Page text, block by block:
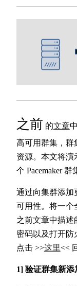
之前 的文章
高可用群集，群
资源。本文将演
个 Pacemaker 群
通过向集群添加
可用性。将一个
之前文章中描述
密码以及打开防
点击 >>这里<<
1] 验证群集新添